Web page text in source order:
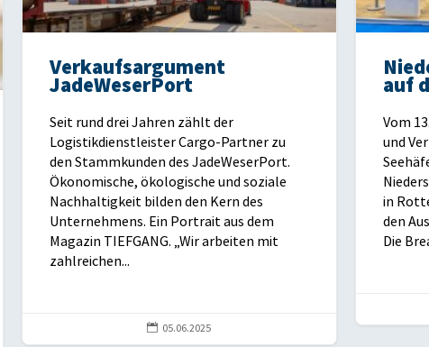
Verkaufsargument
JadeWeserPort
Seit rund drei Jahren zählt der
Logistikdienstleister Cargo-Partner zu
den Stammkunden des JadeWeserPort.
Ökonomische, ökologische und soziale
Nachhaltigkeit bilden den Kern des
Unternehmens. Ein Portrait aus dem
Magazin TIEFGANG. „Wir arbeiten mit
zahlreichen...
 05.06.2025
auf
Vom
und
in
den
Die